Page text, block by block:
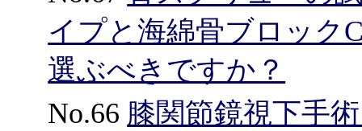
イプと海綿骨ブロック
選ぶべきですか？
No.66 膝関節鏡視下手